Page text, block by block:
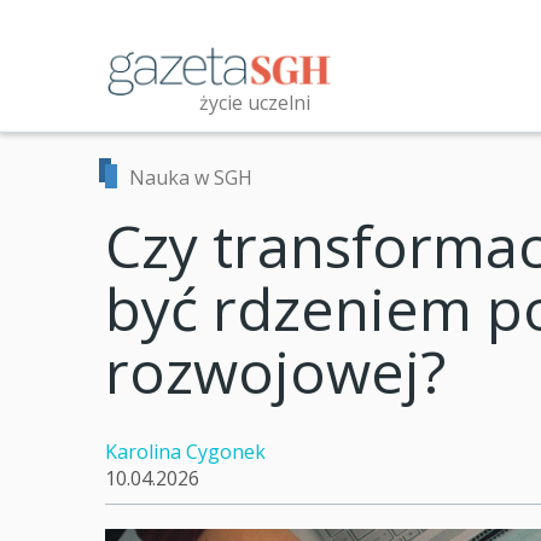
życie uczelni
Przeszukaj witrynę
Nauka w SGH
Czy
być rdzeniem
rozwojowej?
Karolina Cygonek
10.04.2026